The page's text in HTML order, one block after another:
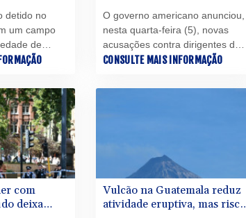
detido no
um campo
de
na
ao local,
federais e
à justiça
(5),
mexicano CJNG
O governo americano anunciou,
nesta quarta-feira (5), novas
acusações contra dirigentes do
Cartel Jalisco Nova Geração
aumentos milionários das
CONSULTE MAIS INFORMAÇÃO
com
deixa
Vulcão na Guatemala reduz
atividade eruptiva, mas risco